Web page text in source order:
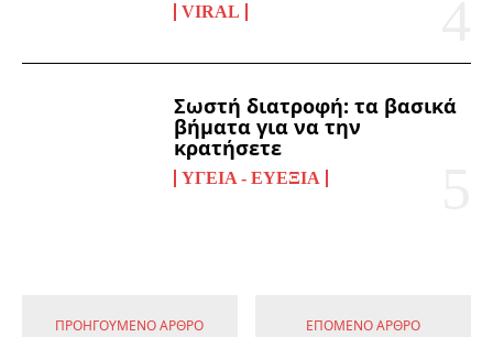
VIRAL
Σωστή διατροφή: τα βασικά
βήματα για να την
κρατήσετε
ΥΓΕΊΑ - ΕΥΕΞΊΑ
ΠΡΟΗΓΟΎΜΕΝΟ ΆΡΘΡΟ ΕΠΌΜΕΝΟ ΆΡΘΡΟ